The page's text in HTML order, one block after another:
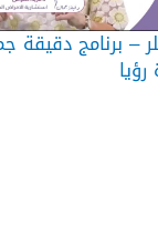
– برنامج